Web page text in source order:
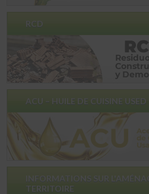
RCD
ACU – HUILE DE CUISINE USED
TERRITOIRE